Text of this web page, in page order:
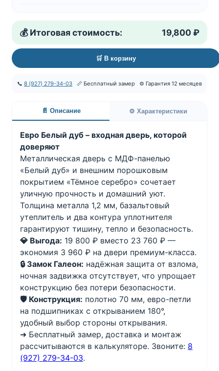
💰 Итоговая стоимость: 19,800 ₽
🛒 В корзину
📞8 (927) 279-34-03 📏 Бесплатный замер ⚙️ Гарантия 12 месяцев
📄 Описание ⚙️ Характеристики
Евро Белый дуб – входная дверь, которой
доверяют
Металлическая дверь с МДФ-панелью
«Белый дуб» и внешним порошковым
покрытием «Тёмное серебро» сочетает
уличную прочность и домашний уют.
Толщина металла 1,2 мм, базальтовый
утеплитель и два контура уплотнителя
гарантируют тишину, тепло и безопасность.
💎 Выгода: 19 800 ₽ вместо 23 760 ₽ —
экономия 3 960 ₽ на двери премиум-класса.
🔒 Замок Галеон: надёжная защита от взлома,
ночная задвижка отсутствует, что упрощает
конструкцию без потери безопасности.
🛡️ Конструкция: полотно 70 мм, евро-петли
на подшипниках с открыванием 180°,
удобный выбор стороны открывания.
➜ Бесплатный замер, доставка и монтаж
рассчитываются в калькуляторе. Звоните: 8
(927) 279-34-03.